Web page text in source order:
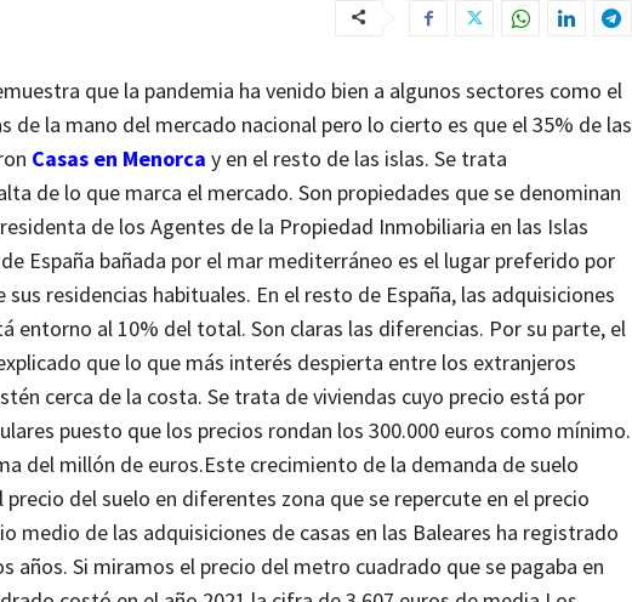
que la pandemia ha venido bien a algunos sectores como el
la mano del mercado nacional pero lo cierto es que el 35% de las
Casas en Menorca y en el resto de las islas. Se trata
de lo que marca el mercado. Son propiedades que se denominan
de los Agentes de la Propiedad Inmobiliaria en las Islas
España bañada por el mar mediterráneo es el lugar preferido por
residencias habituales. En el resto de España, las adquisiciones
entorno al 10% del total. Son claras las diferencias. Por su parte, el
que lo que más interés despierta entre los extranjeros
cerca de la costa. Se trata de viviendas cuyo precio está por
puesto que los precios rondan los 300.000 euros como mínimo.
del millón de euros.Este crecimiento de la demanda de suelo
del suelo en diferentes zona que se repercute en el precio
medio de las adquisiciones de casas en las Baleares ha registrado
años. Si miramos el precio del metro cuadrado que se pagaba en